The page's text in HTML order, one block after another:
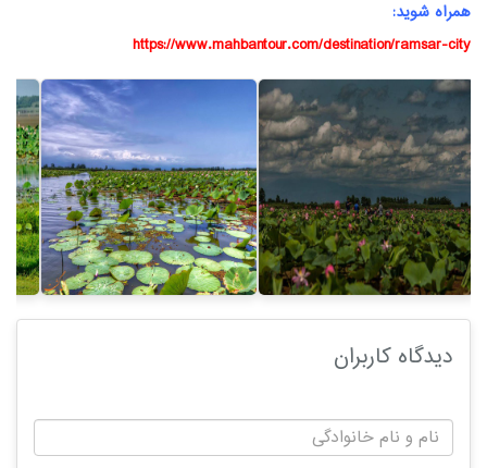
همراه شوید:
https://www.mahbantour.com/destination/ramsar-city
دیدگاه کاربران